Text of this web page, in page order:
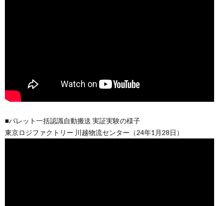
■パレット一括認識自動搬送 実証実験の様子
東京ロジファクトリー 川越物流センター（24年1月28日）